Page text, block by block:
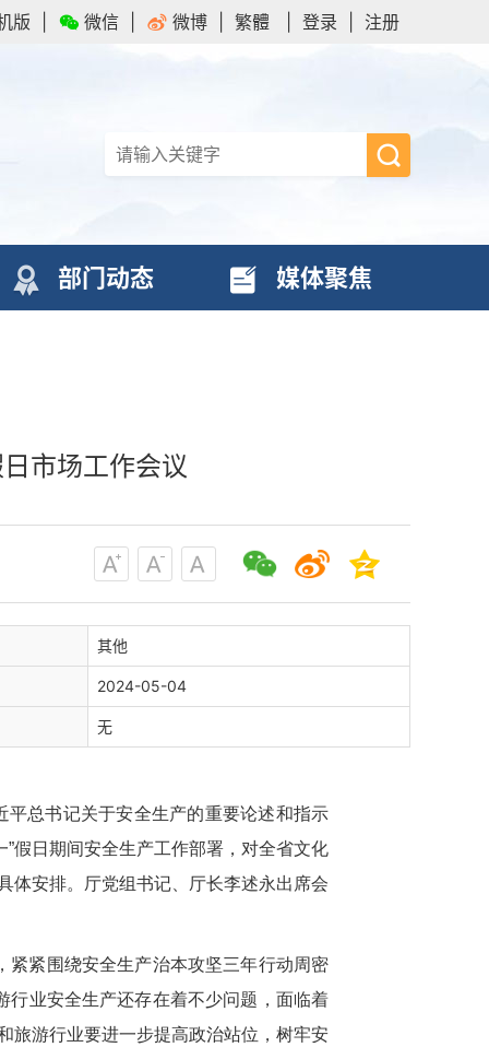
版 微信 微博 繁體 登录 注册
部门动态 媒体聚焦
市场工作会议
其他
2024-05-04
无
平总书记关于安全生产的重要论述和指示
假日期间安全生产工作部署，对全省文化
体安排。 厅党组书记、厅长李述永出席会
紧紧围绕安全生产治本攻坚三年行动周密
行业安全生产还存在着不少问题，面临着
旅游行业要进一步提高政治站位，树牢安